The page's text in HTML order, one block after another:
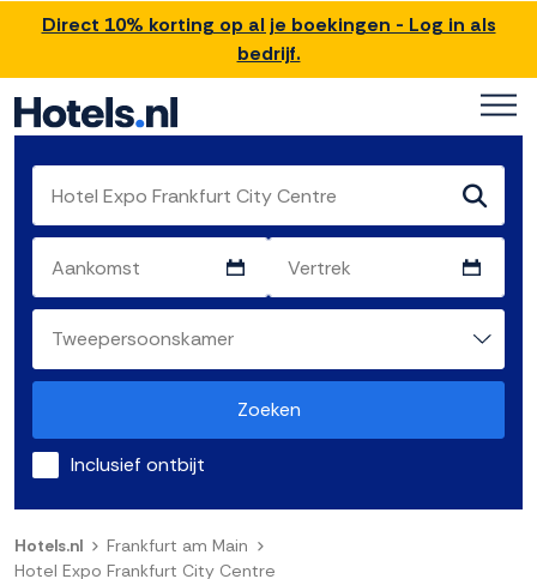
Direct 10% korting op al je boekingen - Log in als
bedrijf.
Zoeken
Inclusief ontbijt
Hotels.nl
Frankfurt am Main
Hotel Expo Frankfurt City Centre